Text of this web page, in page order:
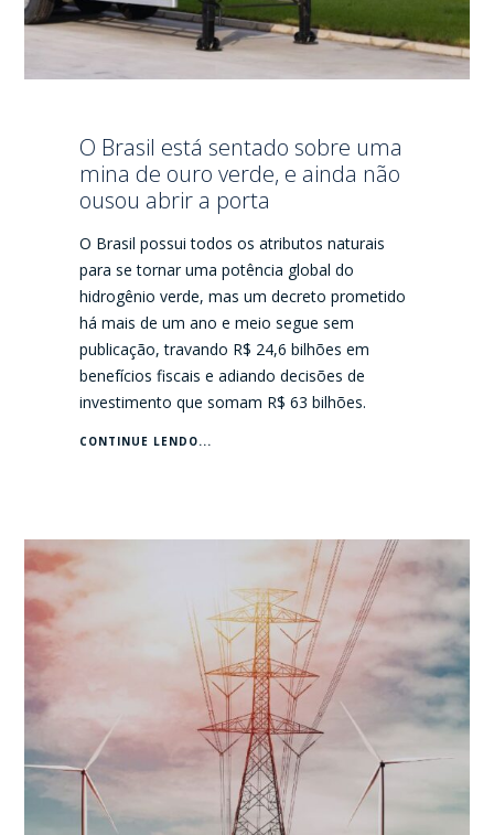
O Brasil está sentado sobre uma
mina de ouro verde, e ainda não
ousou abrir a porta
O Brasil possui todos os atributos naturais
para se tornar uma potência global do
hidrogênio verde, mas um decreto prometido
há mais de um ano e meio segue sem
publicação, travando R$ 24,6 bilhões em
benefícios fiscais e adiando decisões de
investimento que somam R$ 63 bilhões.
CONTINUE LENDO...